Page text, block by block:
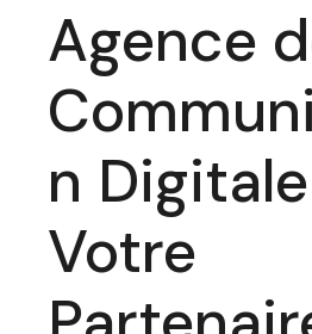
Agence
n
Votre